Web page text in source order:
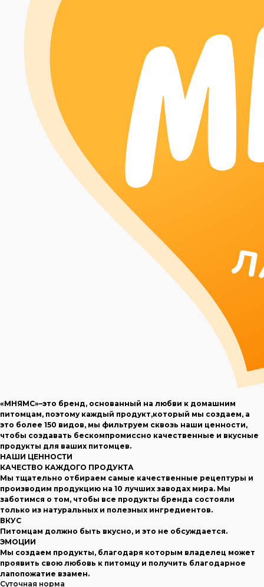
«МНЯМС»–это бренд, основанный на любви к домашним
питомцам, поэтому каждый продукт,который мы создаем, а
это более 150 видов, мы фильтруем сквозь наши ценности,
чтобы создавать бескомпромиссно качественные и вкусные
продукты для ваших питомцев.
НАШИ ЦЕННОСТИ
КАЧЕСТВО КАЖДОГО ПРОДУКТА
Мы тщательно отбираем самые качественные рецептуры и
производим продукцию на 10 лучших заводах мира. Мы
заботимся о том, чтобы все продукты бренда состояли
только из натуральных и полезных ингредиентов.
ВКУС
Питомцам должно быть вкусно, и это не обсуждается.
ЭМОЦИИ
Мы создаем продукты, благодаря которым владелец может
проявить свою любовь к питомцу и получить благодарное
лапопожатие взамен.
Суточная норма